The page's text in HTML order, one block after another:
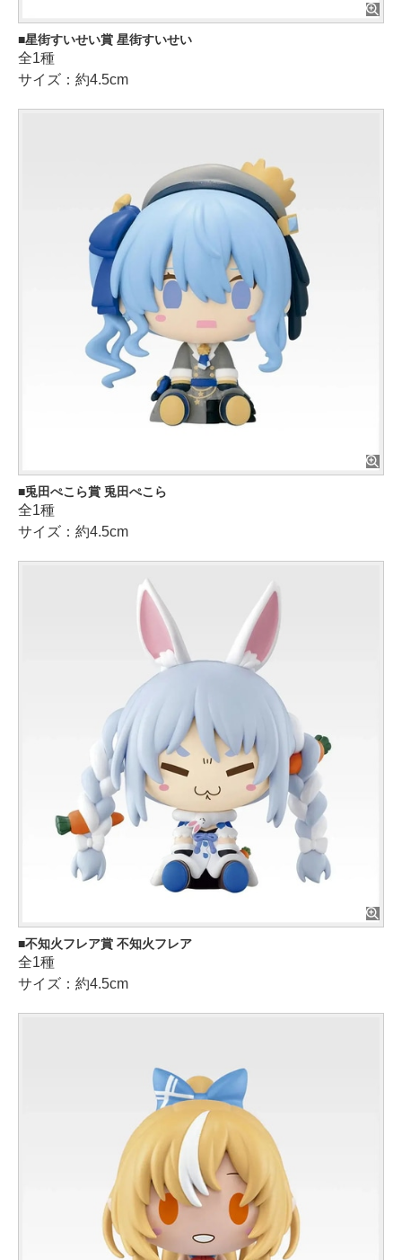
星街すいせい賞 星街すいせい
全1種
サイズ：約4.5cm
兎田ぺこら賞 兎田ぺこら
全1種
サイズ：約4.5cm
不知火フレア賞 不知火フレア
全1種
サイズ：約4.5cm